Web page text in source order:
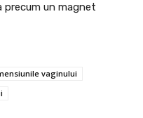
precum un magnet
vaginului